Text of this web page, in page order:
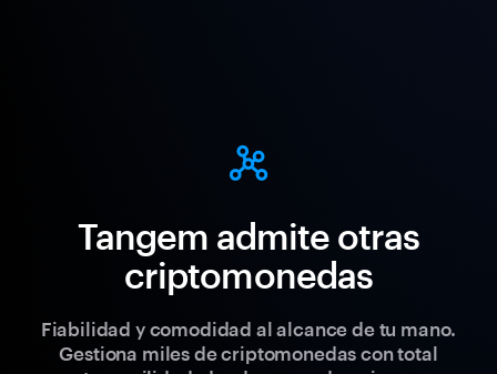
Tangem admite otras
criptomonedas
Fiabilidad y comodidad al alcance de tu mano.
Gestiona miles de criptomonedas con total